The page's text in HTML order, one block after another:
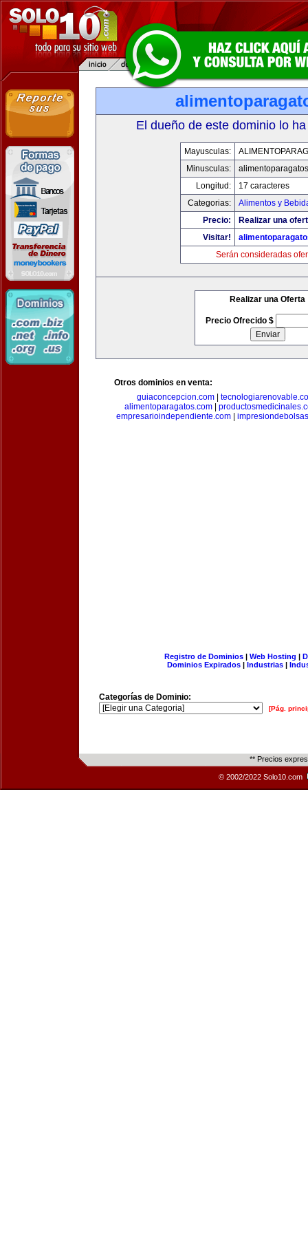
El dueño de este dominio lo
Mayusculas:
Minusculas:
Longitud:
17 caracteres
Categorias:
Alimentos y
Precio:
Realizar una
Visitar!
Serán consideradas
Realizar una Oferta
Precio Ofrecido $
Otros dominios en venta:
guiaconcepcion.com|
alimentoparagatos.com
empresarioindependiente.com
Registro de Dominios| Web Hosting |
Dominios Expirados | Industrias |
Categorías de Dominio:
[Pág.
** Precios
© 2002/2022 Solo10.com